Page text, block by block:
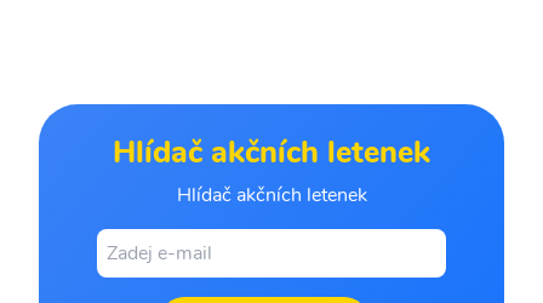
Hlídač akčních letenek
Hlídač akčních letenek